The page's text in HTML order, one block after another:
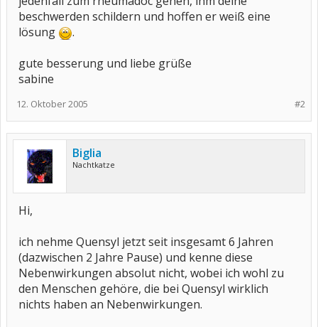
beschwerden schildern und hoffen er weiß eine
lösung
.
gute besserung und liebe grüße
sabine
#2
12. Oktober 2005
Biglia
Nachtkatze
Hi,
ich nehme Quensyl jetzt seit insgesamt 6 Jahren
(dazwischen 2 Jahre Pause) und kenne diese
Nebenwirkungen absolut nicht, wobei ich wohl zu
den Menschen gehöre, die bei Quensyl wirklich
nichts haben an Nebenwirkungen.